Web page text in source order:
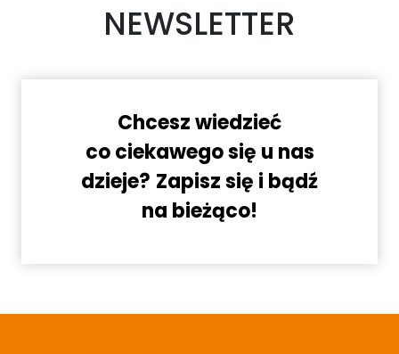
NEWSLETTER
Chcesz wiedzieć
co ciekawego się u nas
dzieje? Zapisz się i bądź
na bieżąco!